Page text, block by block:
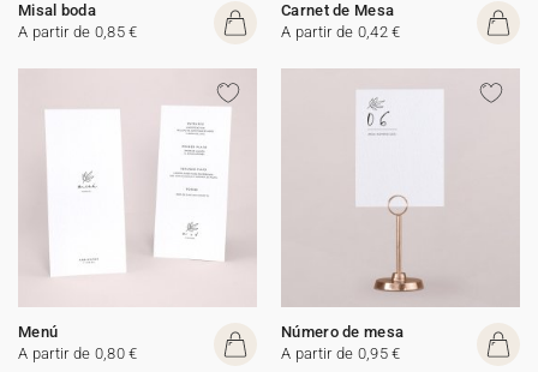
Misal boda
A partir de 0,85 €
Carnet de Mesa
A partir de 0,42 €
Menú
A partir de 0,80 €
Número de mesa
A partir de 0,95 €